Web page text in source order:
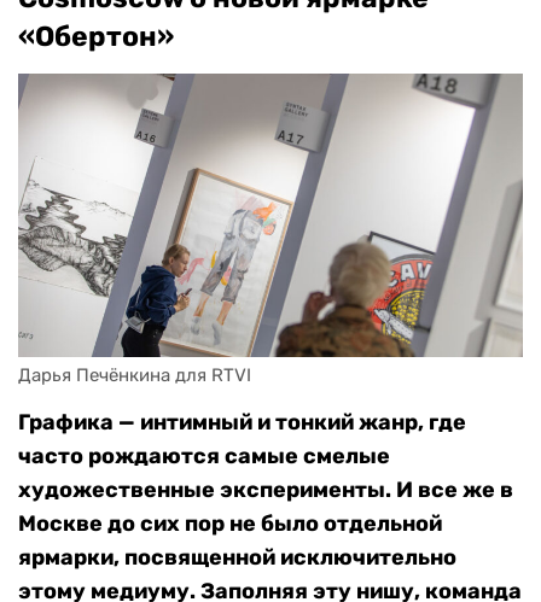
«Обертон»
Дарья Печёнкина для RTVI
Графика — интимный и тонкий жанр, где
часто рождаются самые смелые
художественные эксперименты. И все же в
Москве до сих пор не было отдельной
ярмарки, посвященной исключительно
этому медиуму. Заполняя эту нишу, команда